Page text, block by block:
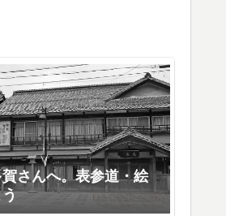
さんへ。表参道・絵